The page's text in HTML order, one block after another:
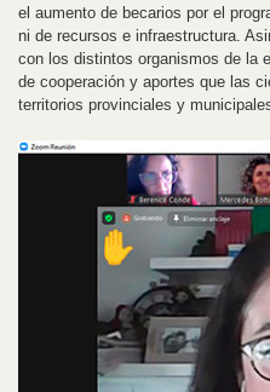
el aumento de becarios por el
ni de recursos e infraestructura.
con los distintos organismos de la
de cooperación y aportes que las
territorios provinciales y